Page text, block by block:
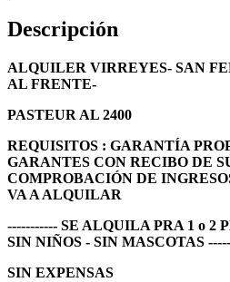
Descripción
ALQUILER VIRREYES- SAN
AL FRENTE-
PASTEUR AL 2400
REQUISITOS : GARANTÍA
GARANTES CON RECIBO DE
COMPROBACIÓN DE
VA A ALQUILAR
----------- SE ALQUILA PRA 1 o 2
SIN NIÑOS - SIN MASCOTAS -----
SIN EXPENSAS